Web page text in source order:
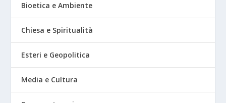
Bioetica e Ambiente
Chiesa e Spiritualità
Esteri e Geopolitica
Media e Cultura